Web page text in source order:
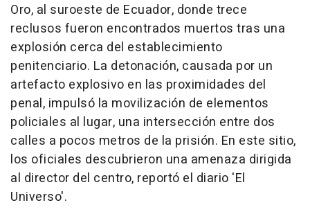
Oro, al suroeste de Ecuador, donde trece
reclusos fueron encontrados muertos tras una
explosión cerca del establecimiento
penitenciario. La detonación, causada por un
artefacto explosivo en las proximidades del
penal, impulsó la movilización de elementos
policiales al lugar, una intersección entre dos
calles a pocos metros de la prisión. En este sitio,
los oficiales descubrieron una amenaza dirigida
al director del centro, reportó el diario 'El
Universo'.